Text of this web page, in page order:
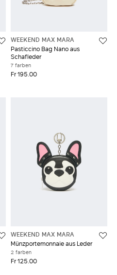
WEEKEND MAX MARA
Pasticcino Bag Nano aus
Schafleder
7 farben
Fr 195.00
WEEKEND MAX MARA
Münzportemonnaie aus Leder
2 farben
Fr 125.00